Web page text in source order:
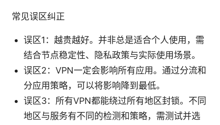
常见误区纠正
误区1：越贵越好。并非总是适合个人使用，需
结合节点稳定性、隐私政策与实际使用场景。
误区2：VPN一定会影响所有应用。通过分流和
分应用策略，可以将影响降到最低。
误区3：所有VPN都能绕过所有地区封锁。不同
地区与服务有不同的检测和策略，需测试并选